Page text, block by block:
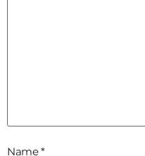
Name*